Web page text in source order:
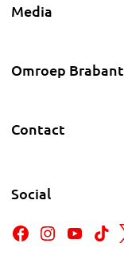
Media
Omroep Brabant
Contact
Social